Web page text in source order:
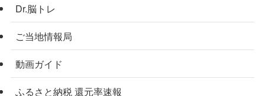
Dr.脳トレ
ご当地情報局
動画ガイド
ふるさと納税 還元率速報